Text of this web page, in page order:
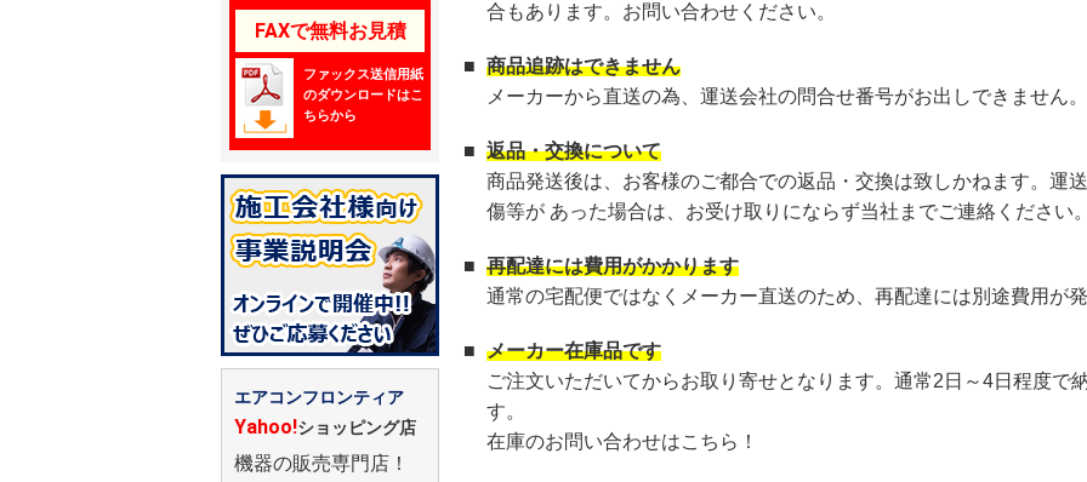
FAXで無料お見積
ファックス送信用紙
のダウンロードはこ
ちらから
エアコンフロンティア
Yahoo!ショッピング店
機器の販売専門店！
合もあります。お問い合わせください。
■ 商品追跡はできません
メーカーから直送の為、運送会社の問合せ番号がお出しできません
■ 返品・交換について
商品発送後は、お客様のご都合での返品・交換は致しかねます。運
傷等が あった場合は、お受け取りにならず当社までご連絡ください
■ 再配達には費用がかかります
通常の宅配便ではなくメーカー直送のため、再配達には別途費用が
■ メーカー在庫品です
ご注文いただいてからお取り寄せとなります。通常2日～4日程度で
す。
在庫のお問い合わせはこちら！